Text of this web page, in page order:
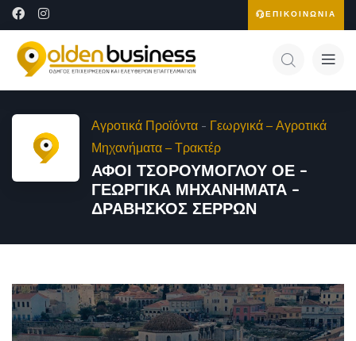
ΕΠΙΚΟΙΝΩΝΙΑ
Αγροτικά Προϊόντα - Γεωργικά – Αγροτικά
Μηχανήματα – Τρακτέρ
ΑΦΟΙ ΤΣΟΡΟΥΜΟΓΛΟΥ ΟΕ –
ΓΕΩΡΓΙΚΑ ΜΗΧΑΝΗΜΑΤΑ –
ΔΡΑΒΗΣΚΟΣ ΣΕΡΡΩΝ